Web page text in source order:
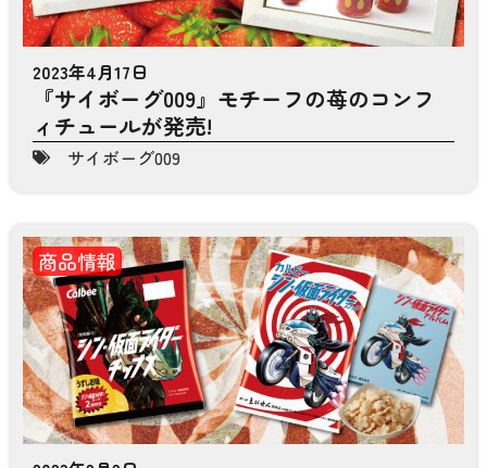
2023年4月17日
『サイボーグ009』モチーフの苺のコンフ
ィチュールが発売!
サイボーグ009
商品情報